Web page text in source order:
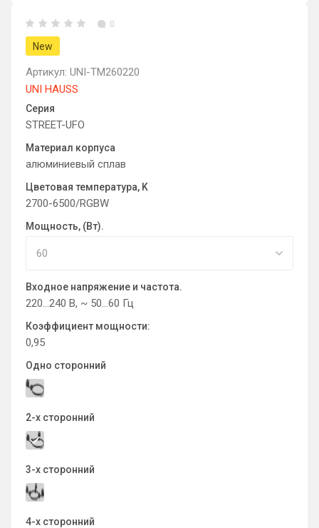
0
New
Артикул: UNI-TM260220
UNI HAUSS
Серия
STREET-UFO
Материал корпуса
алюминиевый сплав
Цветовая температура, K
2700-6500/RGBW
Мощность, (Вт).
Входное напряжение и частота.
220…240 В, ~ 50…60 Гц
Коэффициент мощности:
0,95
Одно сторонний
2-х сторонний
3-х сторонний
4-х сторонний